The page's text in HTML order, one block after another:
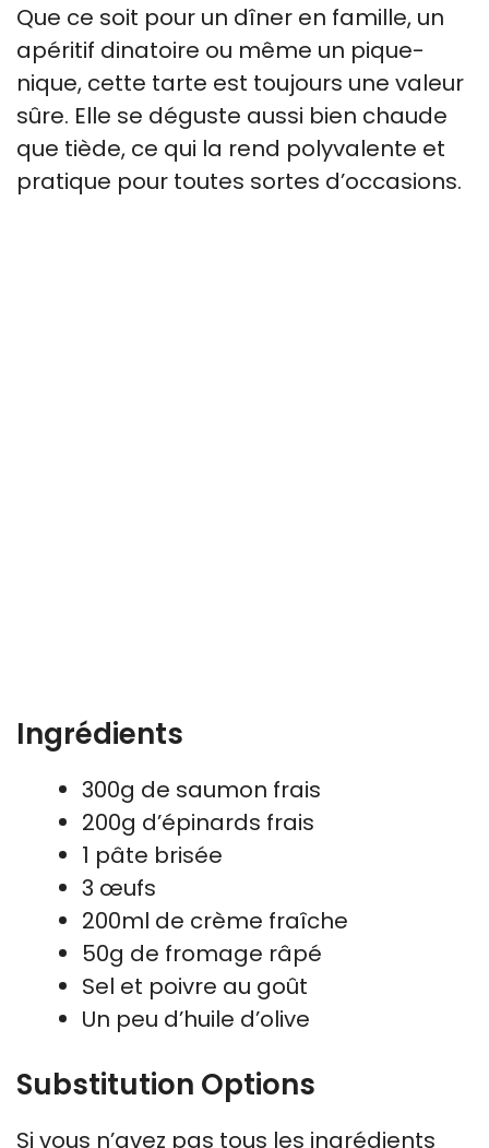
Que ce soit pour un dîner en famille, un
apéritif dinatoire ou même un pique-
nique, cette tarte est toujours une valeur
sûre. Elle se déguste aussi bien chaude
que tiède, ce qui la rend polyvalente et
pratique pour toutes sortes d’occasions.
Ingrédients
300g de saumon frais
200g d’épinards frais
1 pâte brisée
3 œufs
200ml de crème fraîche
50g de fromage râpé
Sel et poivre au goût
Un peu d’huile d’olive
Substitution Options
Si vous n’avez pas tous les ingrédients